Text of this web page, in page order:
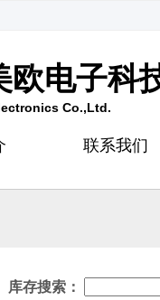
欧电子科
Co.,Ltd.
联系我们
库存搜索：